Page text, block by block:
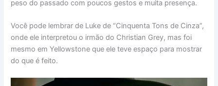
peso do passado com poucos gestos e muita presença.
Você pode lembrar de Luke de “Cinquenta Tons de Cinza”,
onde ele interpretou o irmão do Christian Grey, mas foi
mesmo em Yellowstone que ele teve espaço para mostrar
do que é feito.